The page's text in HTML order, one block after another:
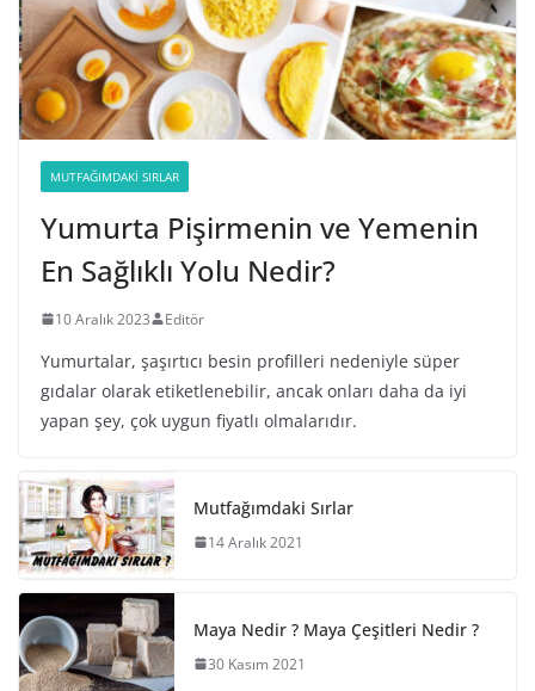
MUTFAĞIMDAKI SIRLAR
Yumurta Pişirmenin ve Yemenin
En Sağlıklı Yolu Nedir?
10 Aralık 2023 Editör
Yumurtalar, şaşırtıcı besin profilleri nedeniyle süper
gıdalar olarak etiketlenebilir, ancak onları daha da iyi
yapan şey, çok uygun fiyatlı olmalarıdır.
Mutfağımdaki Sırlar
14 Aralık 2021
Maya Nedir ? Maya Çeşitleri Nedir ?
30 Kasım 2021